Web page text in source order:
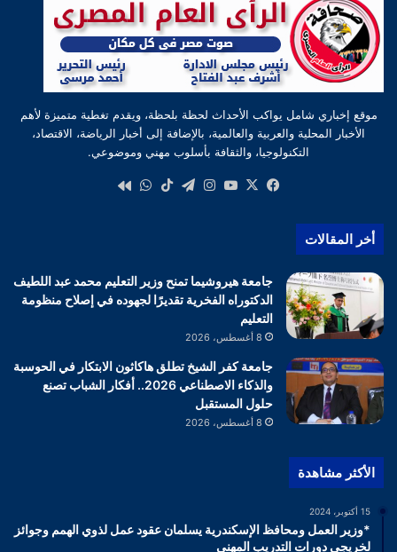
موقع إخباري شامل يواكب الأحداث لحظة بلحظة، ويقدم تغطية متميزة لأهم
الأخبار المحلية والعربية والعالمية، بالإضافة إلى أخبار الرياضة، الاقتصاد،
التكنولوجيا، والثقافة بأسلوب مهني وموضوعي.
فيسبوك
‫X
‫YouTube
انستقرام
تيلقرام‫TikTokواتساب
أخر المقالات
جامعة هيروشيما تمنح وزير التعليم محمد عبد اللطيف
الدكتوراه الفخرية تقديرًا لجهوده في إصلاح منظومة
التعليم
8 أغسطس، 2026
جامعة كفر الشيخ تطلق هاكاثون الابتكار في الحوسبة
والذكاء الاصطناعي 2026.. أفكار الشباب تصنع
حلول المستقبل
8 أغسطس، 2026
الأكثر مشاهدة
15 أكتوبر، 2024
*وزير العمل ومحافظ الإسكندرية يسلمان عقود عمل لذوي الهمم وجوائز
لخريجي دورات التدريب المهني